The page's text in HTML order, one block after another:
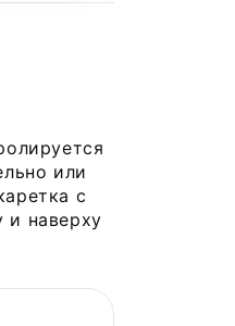
или
с
и наверху